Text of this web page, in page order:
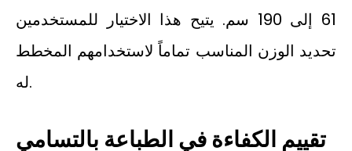
61 إلى 190 سم. يتيح هذا الاختيار للمستخدمين
تحديد الوزن المناسب تماماً لاستخدامهم المخطط
له.
تقييم الكفاءة في الطباعة بالتسامي